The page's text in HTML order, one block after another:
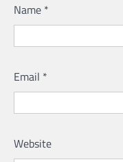
Name *
Email *
Website